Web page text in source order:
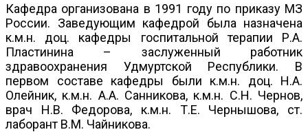
Кафедра организована в 1991 году по приказу МЗ
России. Заведующим кафедрой была назначена
к.м.н. доц. кафедры госпитальной терапии Р.А.
Пластинина – заслуженный работник
здравоохранения Удмуртской Республики. В
первом составе кафедры были к.м.н. доц. Н.А.
Олейник, к.м.н. А.А. Санникова, к.м.н. С.Н. Чернов,
врач Н.В. Федорова, к.м.н. Т.Е. Чернышова, ст.
лаборант В.М. Чайникова.